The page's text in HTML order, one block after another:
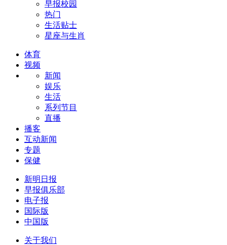
早报校园
热门
生活贴士
星座与生肖
体育
视频
新闻
娱乐
生活
系列节目
直播
播客
互动新闻
专题
保健
新明日报
早报俱乐部
电子报
国际版
中国版
关于我们